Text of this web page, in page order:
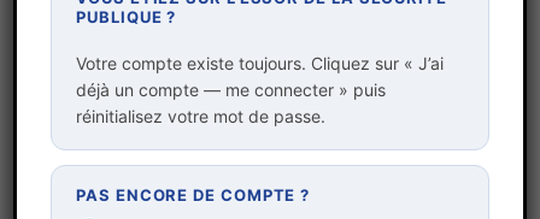
PUBLIQUE ?
Votre compte existe toujours. Cliquez sur « J’ai
déjà un compte — me connecter » puis
réinitialisez votre mot de passe.
PAS ENCORE DE COMPTE ?